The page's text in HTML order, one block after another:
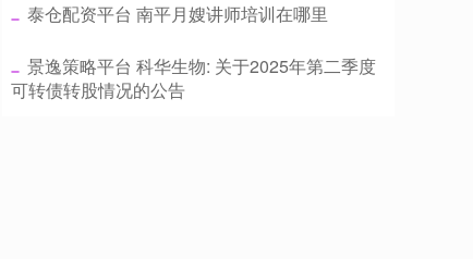
​泰仓配资平台 南平月嫂讲师培训在哪里
​景逸策略平台 科华生物: 关于2025年第二季度
可转债转股情况的公告